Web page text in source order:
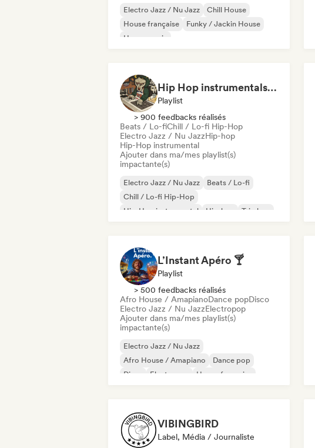
Electro Jazz / Nu Jazz
Chill House
House française
Funky / Jackin House
House music
Hip Hop instrumentals - Underground boombap & Lo Fi Hip Hop (by Snaap)
Playlist
> 900 feedbacks réalisés
Beats / Lo-fiChill / Lo-fi Hip-Hop
Electro Jazz / Nu JazzHip-hop
Hip-Hop instrumental
Ajouter dans ma/mes playlist(s)
impactante(s)
Electro Jazz / Nu Jazz
Beats / Lo-fi
Chill / Lo-fi Hip-Hop
Hip-Hop instrumental
Hip-hop Trip hop
L’Instant Apéro 🍸
Playlist
> 500 feedbacks réalisés
Afro House / AmapianoDance popDisco
Electro Jazz / Nu JazzElectropop
Ajouter dans ma/mes playlist(s)
impactante(s)
Electro Jazz / Nu Jazz
Afro House / Amapiano
Dance pop
Disco
Electropop
House française
VIBINGBIRD
Label, Média / Journaliste